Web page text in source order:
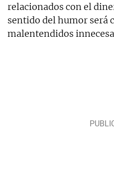
relacionados con el
sentido del humor será
malentendidos